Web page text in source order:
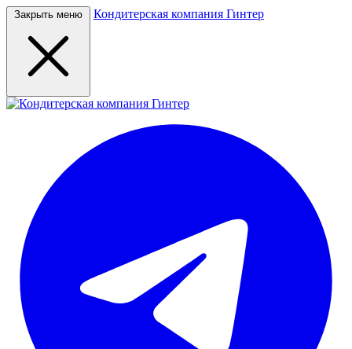
Закрыть меню Кондитерская компания Гинтер